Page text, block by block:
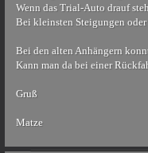
Wenn das Trial-Auto drauf
Bei kleinsten Steigungen
Bei den alten Anhängern
Kann man da bei einer
Gruß
Matze